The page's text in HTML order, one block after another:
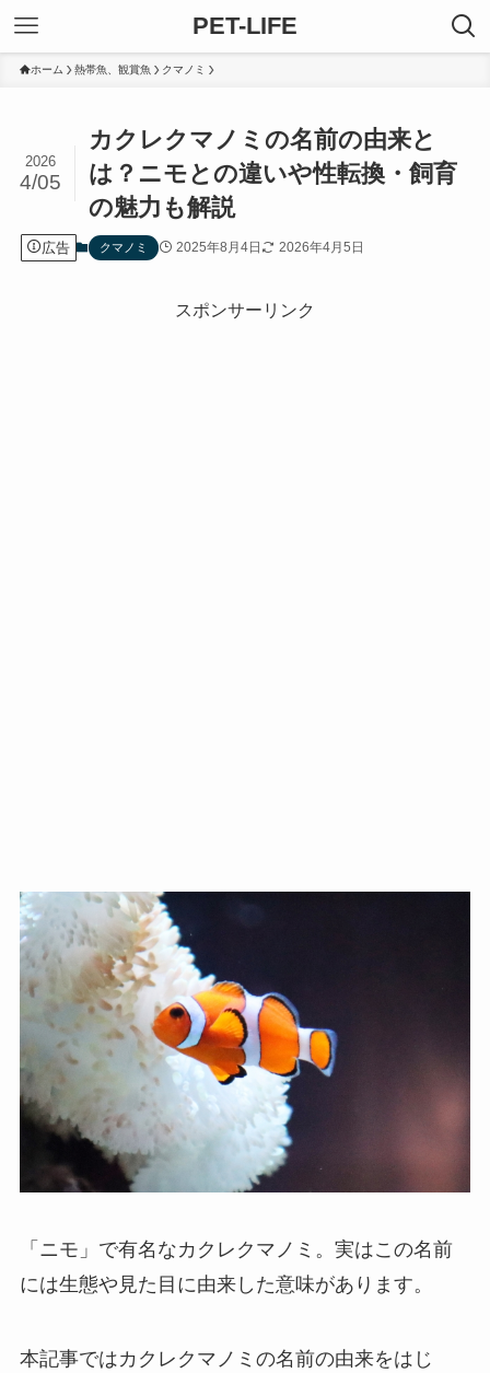
PET-LIFE
ホーム 熱帯魚、観賞魚 クマノミ
カクレクマノミの名前の由来と
は？ニモとの違いや性転換・飼育
の魅力も解説
2026
4/05
広告 クマノミ 2025年8月4日 2026年4月5日
スポンサーリンク
「ニモ」で有名なカクレクマノミ。実はこの名前
には生態や見た目に由来した意味があります。
本記事ではカクレクマノミの名前の由来をはじ